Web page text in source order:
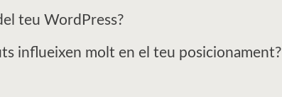
teu WordPress?
influeixen molt en el teu posicionament?